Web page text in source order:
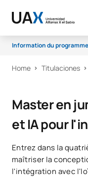
Information du programme
Ce que tu vas apprendre
Débouchés
Bourses et aides
Home Titulaciones
Master en
et IA pour
Entrez dans la
maîtriser la
l'intégration avec